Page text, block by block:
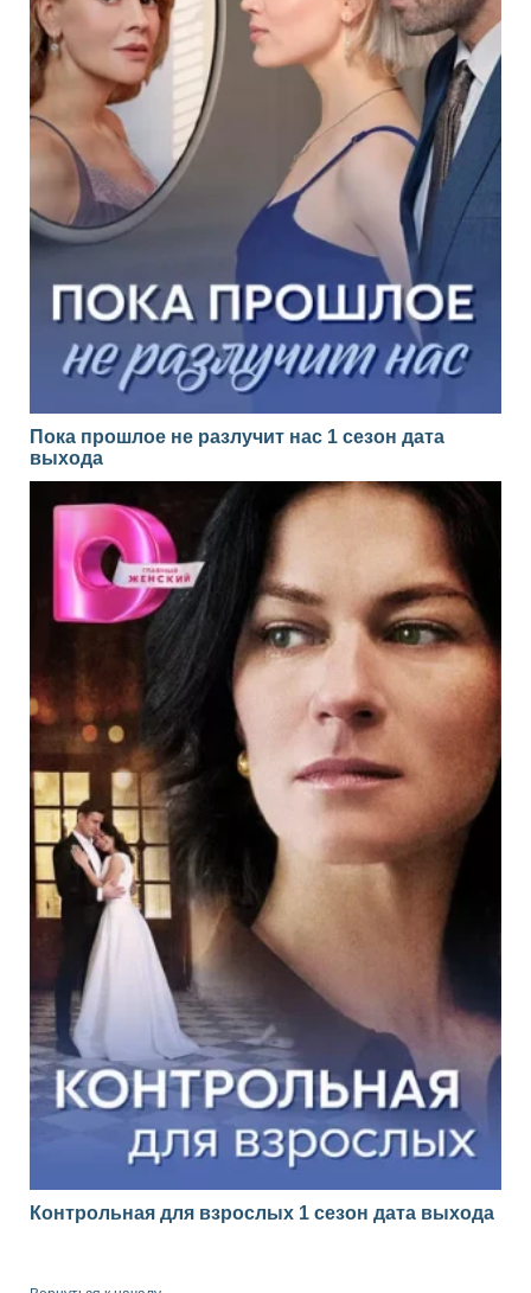
Пока прошлое не разлучит нас 1 сезон дата
выхода
Контрольная для взрослых 1 сезон дата выхода